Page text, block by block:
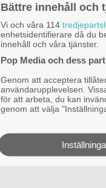
Bättre innehåll och
Vi och våra 114
enhetsidentifierare då du
innehåll och våra tjänster.
Pop Media och dess
Genom att acceptera
användarupplevelsen.
för att arbeta, du kan
genom att välja